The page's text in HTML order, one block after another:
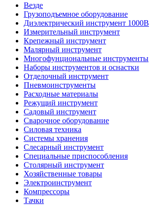
Везде
Грузоподъемное оборудование
Диэлектрический инструмент 1000В
Измерительный инструмент
Крепежный инструмент
Малярный инструмент
Многофунциональные инструменты
Наборы инструментов и оснастки
Отделочный инструмент
Пневмоинструменты
Расходные материалы
Режущий инструмент
Садовый инструмент
Сварочное оборудование
Силовая техника
Системы хранения
Слесарный инструмент
Специальные приспособления
Столярный инструмент
Хозяйственные товары
Электроинструмент
Компрессоры
Тачки